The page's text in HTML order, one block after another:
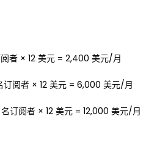
者 × 12 美元 = 2,400 美元/月
阅者 × 12 美元 = 6,000 美元/月
订阅者 × 12 美元 = 12,000 美元/月